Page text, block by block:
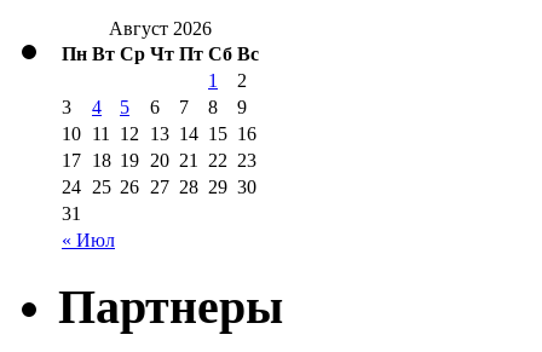
Август 2026
Пн Вт Ср Чт Пт Сб Вс
« Июл
1
2
3
4 5 6 7 8
9
10 11 12 13 14 15 16
17 18 19 20 21 22 23
24 25 26 27 28 29 30
31
Партнеры